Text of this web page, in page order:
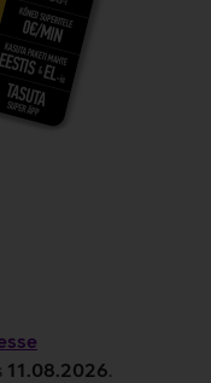
11.08.2026